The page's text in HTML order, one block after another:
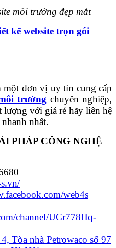
môi trường đẹp mắt
kế website trọn gói
một đơn vị uy tín cung cấp
trường chuyên nghiệp,
lượng với giá rẻ hãy liên hệ
nhất.
PHÁP CÔNG NGHỆ
web4s
channel/UCr778Hq-
Tòa nhà Petrowaco số 97